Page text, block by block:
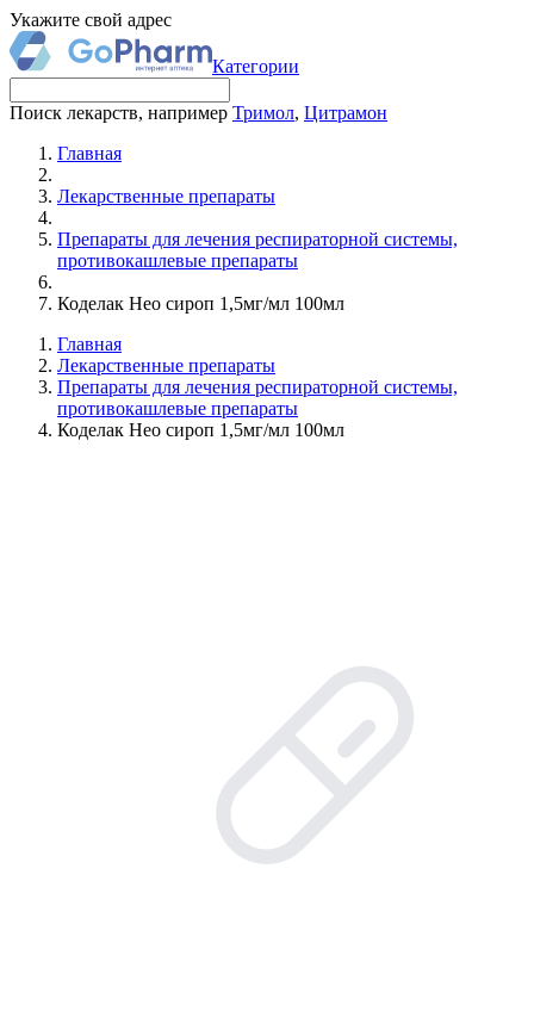
Укажите свой адрес
Категории
Поиск лекарств, например Тримол, Цитрамон
Главная
Лекарственные препараты
Препараты для лечения респираторной системы,
противокашлевые препараты
Коделак Нео сироп 1,5мг/мл 100мл
Главная
Лекарственные препараты
Препараты для лечения респираторной системы,
противокашлевые препараты
Коделак Нео сироп 1,5мг/мл 100мл